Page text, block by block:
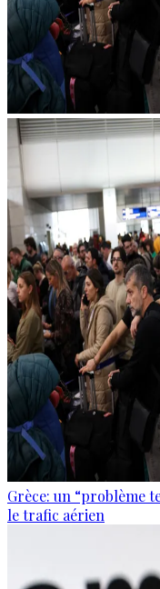
Grèce: un “problème
le trafic aérien